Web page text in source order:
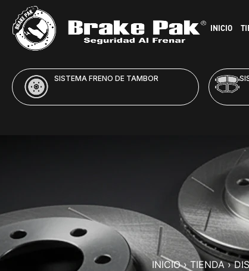
INICIO
SISTEMA FRENO DE DISCO
INICIO›TIENDA›